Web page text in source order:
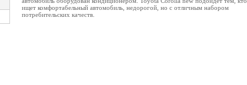
ищет комфортабельный автомобиль, недорогой, но с отличным набором
потребительских качеств.